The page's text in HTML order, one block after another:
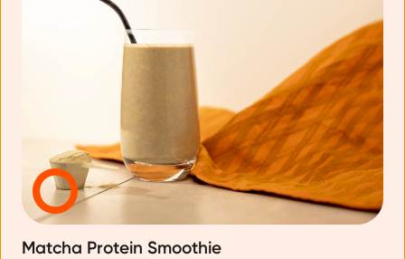
Matcha Protein Smoothie